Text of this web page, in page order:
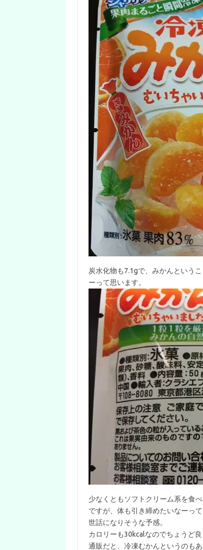
炭水化物も7.1gで、みかんという
ーって思います。
少なくともソフトクリーム系を食
ですが、体も引き締めたいなーっ
世話になりそうな予感。
カロリーも30kcalなのでちょうど良
通販だと、冷凍むかんというのもあ